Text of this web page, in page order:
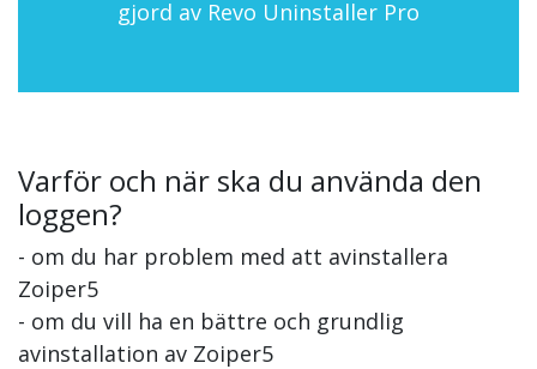
gjord av Revo Uninstaller Pro
Varför och när ska du använda den
loggen?
- om du har problem med att avinstallera
Zoiper5
- om du vill ha en bättre och grundlig
avinstallation av Zoiper5